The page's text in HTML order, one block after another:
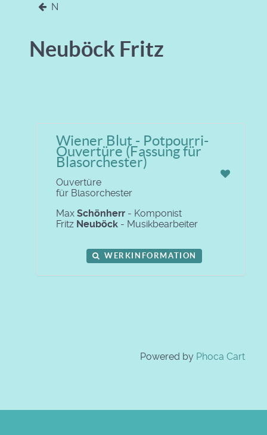
N
Neuböck Fritz
Wiener Blut - Potpourri-
Ouvertüre (Fassung für
Blasorchester)
Ouvertüre
für Blasorchester
Max Schönherr - Komponist
Fritz Neuböck - Musikbearbeiter
WERKINFORMATION
Powered by Phoca Cart